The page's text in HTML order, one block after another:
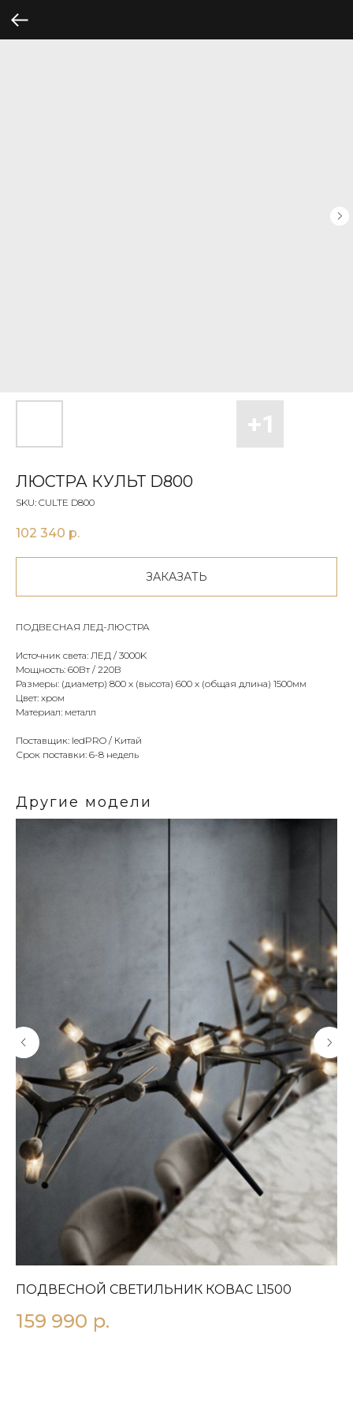
ЛЮСТРА КУЛЬТ D800
SKU: CULTE D800
102 340 р.
ЗАКАЗАТЬ
ПОДВЕСНАЯ ЛЕД-ЛЮСТРА
Источник света: ЛЕД / 3000K
Мощность: 60Вт / 220В
Размеры: (диаметр) 800 х (высота) 600 х (общая длина) 1500мм
Цвет: хром
Материал: металл
Поставщик: ledPRO / Китай
Срок поставки: 6-8 недель
Другие модели
ПОДВЕСНОЙ СВЕТИЛЬНИК КОВАС L1500
159 990 р.